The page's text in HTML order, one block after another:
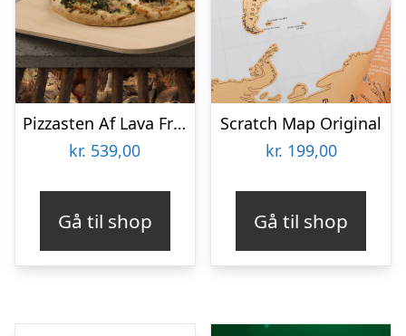
Pizzasten Af Lava Fra Etna
kr. 539,00
Gå til shop
Scratch Map Original
kr. 199,00
Gå til shop